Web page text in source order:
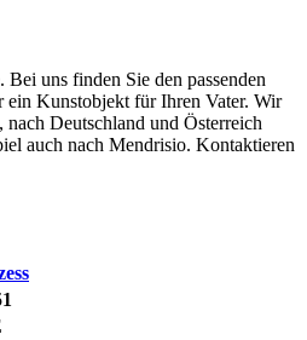
uns finden Sie den passenden
ein Kunstobjekt für Ihren Vater. Wir
Deutschland und Österreich
auch nach Mendrisio. Kontaktieren